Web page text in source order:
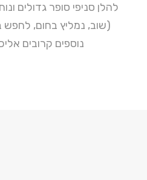
להלן סניפי סופר גדולים
(שוב, נמליץ בחום, לחפש
נוספים קרובים